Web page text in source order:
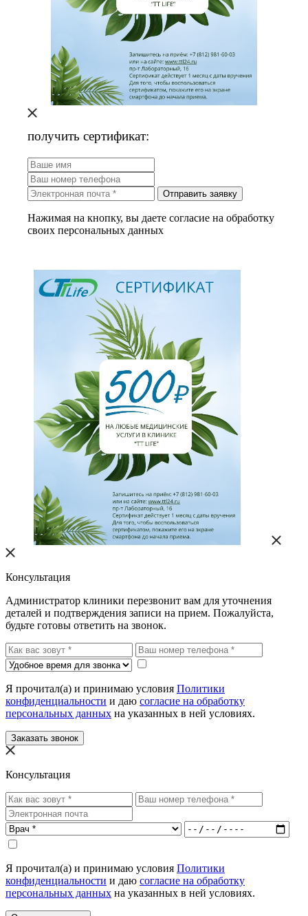
получить сертификат:
Отправить заявку
Нажимая на кнопку, вы даете согласие на обработку
своих персональных данных
Консультация
Администратор клиники перезвонит вам для уточнения
деталей и подтверждения записи на прием. Пожалуйста,
будьте готовы ответить на звонок.
Я прочитал(а) и принимаю условия Политики
конфиденциальности и даю согласие на обработку
персональных данных на указанных в ней условиях.
Заказать звонок
Консультация
Я прочитал(а) и принимаю условия Политики
конфиденциальности и даю согласие на обработку
персональных данных на указанных в ней условиях.